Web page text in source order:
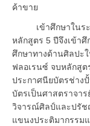
ค้าขาย
เข้าศึกษาในระดั
หลักสูตร 5 ปีจึงเข้าศึ
ศึกษาทางด้านศิลปะ
ฟลอเรนซ์ จบหลักสู
ประกาศนียบัตรช่าง
บัตรเป็นศาสตราจา
วิจารณ์ศิลป์และปรัช
แขนงประติมากรรม